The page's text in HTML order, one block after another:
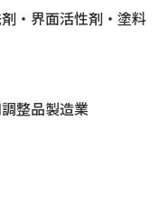
・界面活性剤・塗料
整品製造業